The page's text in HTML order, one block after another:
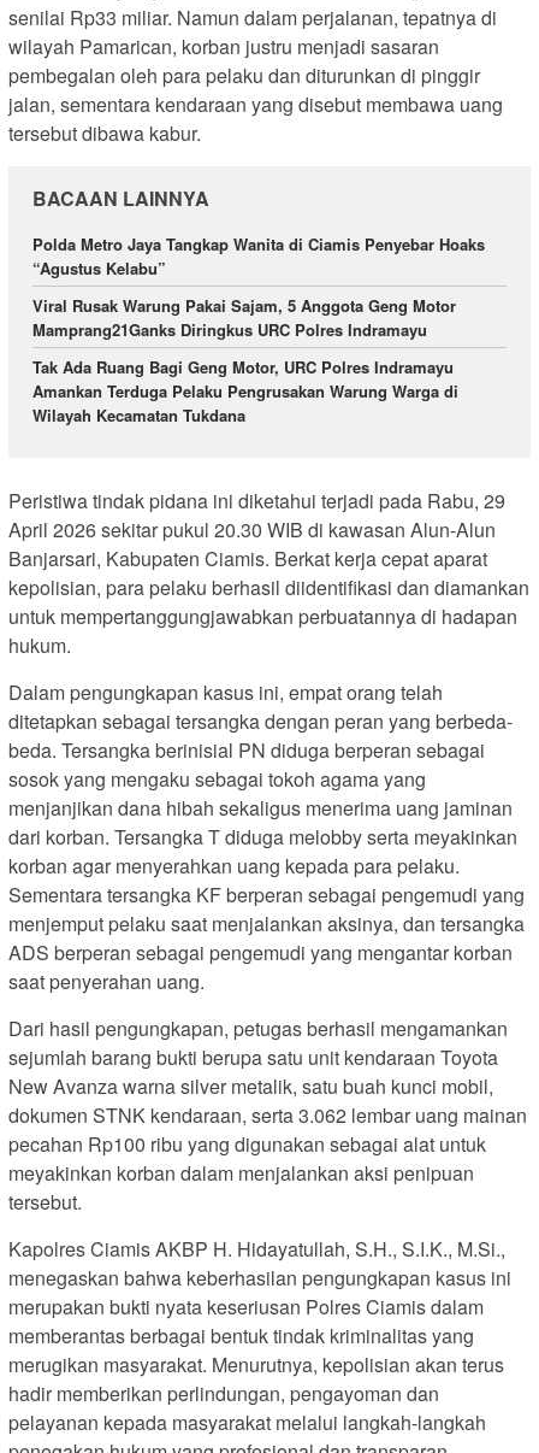
senilai Rp33 miliar. Namun dalam perjalanan, tepatnya di
wilayah Pamarican, korban justru menjadi sasaran
pembegalan oleh para pelaku dan diturunkan di pinggir
jalan, sementara kendaraan yang disebut membawa uang
tersebut dibawa kabur.
BACAAN LAINNYA
Polda Metro Jaya Tangkap Wanita di Ciamis Penyebar Hoaks
“Agustus Kelabu”
Viral Rusak Warung Pakai Sajam, 5 Anggota Geng Motor
Mamprang21Ganks Diringkus URC Polres Indramayu
Tak Ada Ruang Bagi Geng Motor, URC Polres Indramayu
Amankan Terduga Pelaku Pengrusakan Warung Warga di
Wilayah Kecamatan Tukdana
Peristiwa tindak pidana ini diketahui terjadi pada Rabu, 29
April 2026 sekitar pukul 20.30 WIB di kawasan Alun-Alun
Banjarsari, Kabupaten Ciamis. Berkat kerja cepat aparat
kepolisian, para pelaku berhasil diidentifikasi dan diamankan
untuk mempertanggungjawabkan perbuatannya di hadapan
hukum.
Dalam pengungkapan kasus ini, empat orang telah
ditetapkan sebagai tersangka dengan peran yang berbeda-
beda. Tersangka berinisial PN diduga berperan sebagai
sosok yang mengaku sebagai tokoh agama yang
menjanjikan dana hibah sekaligus menerima uang jaminan
dari korban. Tersangka T diduga melobby serta meyakinkan
korban agar menyerahkan uang kepada para pelaku.
Sementara tersangka KF berperan sebagai pengemudi yang
menjemput pelaku saat menjalankan aksinya, dan tersangka
ADS berperan sebagai pengemudi yang mengantar korban
saat penyerahan uang.
Dari hasil pengungkapan, petugas berhasil mengamankan
sejumlah barang bukti berupa satu unit kendaraan Toyota
New Avanza warna silver metalik, satu buah kunci mobil,
dokumen STNK kendaraan, serta 3.062 lembar uang mainan
pecahan Rp100 ribu yang digunakan sebagai alat untuk
meyakinkan korban dalam menjalankan aksi penipuan
tersebut.
Kapolres Ciamis AKBP H. Hidayatullah, S.H., S.I.K., M.Si.,
menegaskan bahwa keberhasilan pengungkapan kasus ini
merupakan bukti nyata keseriusan Polres Ciamis dalam
memberantas berbagai bentuk tindak kriminalitas yang
merugikan masyarakat. Menurutnya, kepolisian akan terus
hadir memberikan perlindungan, pengayoman dan
pelayanan kepada masyarakat melalui langkah-langkah